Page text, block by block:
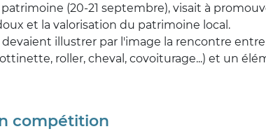
patrimoine (20-21 septembre), visait à
et la valorisation du patrimoine local.
illustrer par l'image la rencontre
roller, cheval, covoiturage...) et un
compétition